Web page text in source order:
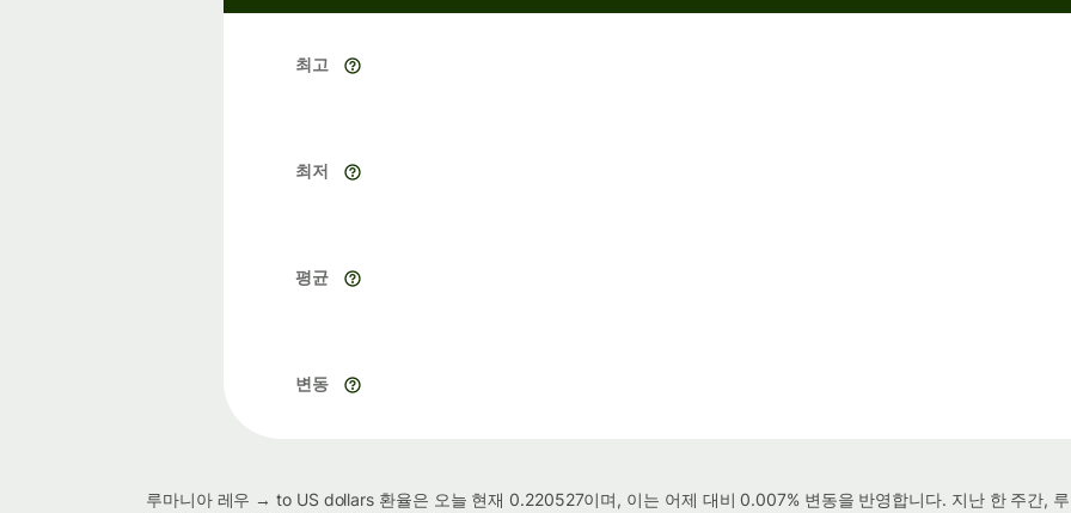
최고
최저
평균
변동
루마니아 레우 → to US dollars 환율은 오늘 현재 0.220527이며, 이는 어제 대비 0.007% 변동을 반영합니다. 지난 한 주간,